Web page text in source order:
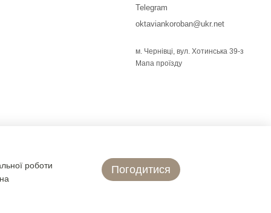
Telegram
oktaviankoroban@ukr.net
м. Чернівці, вул. Хотинська 39-з
Мапа проїзду
роботи
Погодитися